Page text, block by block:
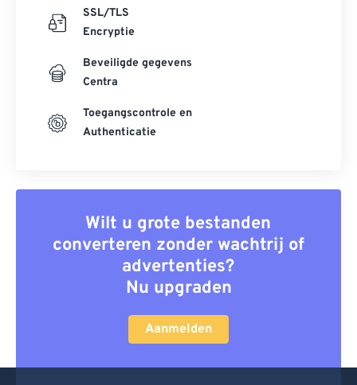
SSL/TLS
Encryptie
Beveiligde gegevens
Centra
Toegangscontrole en
Authenticatie
Wilt u grote bestanden
converteren zonder wachtrij of
advertenties?
Nu upgraden
Aanmelden